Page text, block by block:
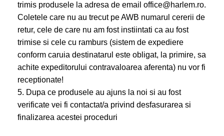
trimis produsele la adresa de email office@harlem.ro.
Coletele care nu au trecut pe AWB numarul cererii de
retur, cele de care nu am fost instiintati ca au fost
trimise si cele cu ramburs (sistem de expediere
conform caruia destinatarul este obligat, la primire, sa
achite expeditorului contravaloarea aferenta) nu vor fi
receptionate!
5. Dupa ce produsele au ajuns la noi si au fost
verificate vei fi contactat/a privind desfasurarea si
finalizarea acestei proceduri